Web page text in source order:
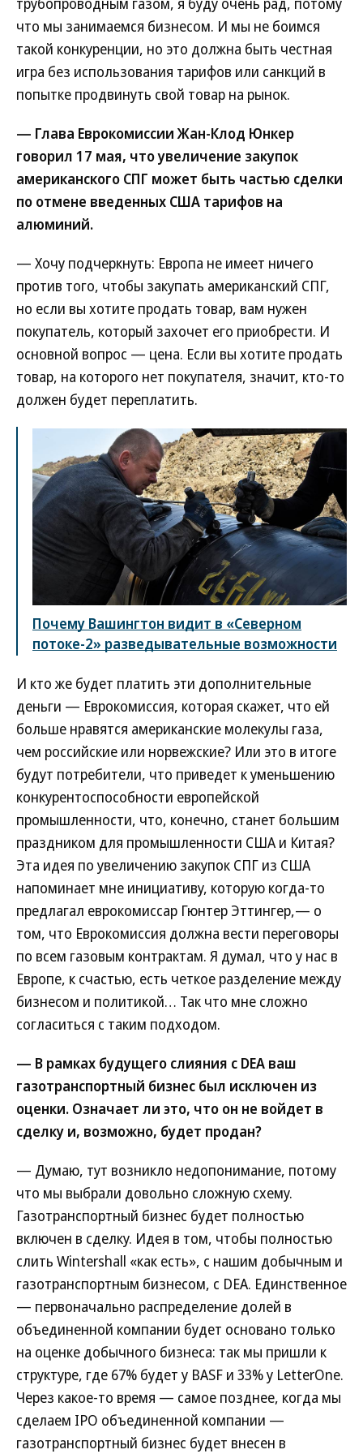
что мы занимаемся бизнесом. И мы не боимся
такой конкуренции, но это должна быть честная
игра без использования тарифов или санкций в
попытке продвинуть свой товар на рынок.
— Глава Еврокомиссии Жан-Клод Юнкер
говорил 17 мая, что увеличение закупок
американского СПГ может быть частью сделки
по отмене введенных США тарифов на
алюминий.
— Хочу подчеркнуть: Европа не имеет ничего
против того, чтобы закупать американский СПГ,
но если вы хотите продать товар, вам нужен
покупатель, который захочет его приобрести. И
основной вопрос — цена. Если вы хотите продать
товар, на которого нет покупателя, значит, кто-то
должен будет переплатить.
Почему Вашингтон видит в «Северном
потоке-2» разведывательные возможности
И кто же будет платить эти дополнительные
деньги — Еврокомиссия, которая скажет, что ей
больше нравятся американские молекулы газа,
чем российские или норвежские? Или это в итоге
будут потребители, что приведет к уменьшению
конкурентоспособности европейской
промышленности, что, конечно, станет большим
праздником для промышленности США и Китая?
Эта идея по увеличению закупок СПГ из США
напоминает мне инициативу, которую когда-то
предлагал еврокомиссар Гюнтер Эттингер,— о
том, что Еврокомиссия должна вести переговоры
по всем газовым контрактам. Я думал, что у нас в
Европе, к счастью, есть четкое разделение между
бизнесом и политикой… Так что мне сложно
согласиться с таким подходом.
— В рамках будущего слияния с DEA ваш
газотранспортный бизнес был исключен из
оценки. Означает ли это, что он не войдет в
сделку и, возможно, будет продан?
— Думаю, тут возникло недопонимание, потому
что мы выбрали довольно сложную схему.
Газотранспортный бизнес будет полностью
включен в сделку. Идея в том, чтобы полностью
слить Wintershall «как есть», с нашим добычным и
газотранспортным бизнесом, с DEA. Единственное
— первоначально распределение долей в
объединенной компании будет основано только
на оценке добычного бизнеса: так мы пришли к
структуре, где 67% будет у BASF и 33% у LetterOne.
Через какое-то время — самое позднее, когда мы
сделаем IPO объединенной компании —
газотранспортный бизнес будет внесен в